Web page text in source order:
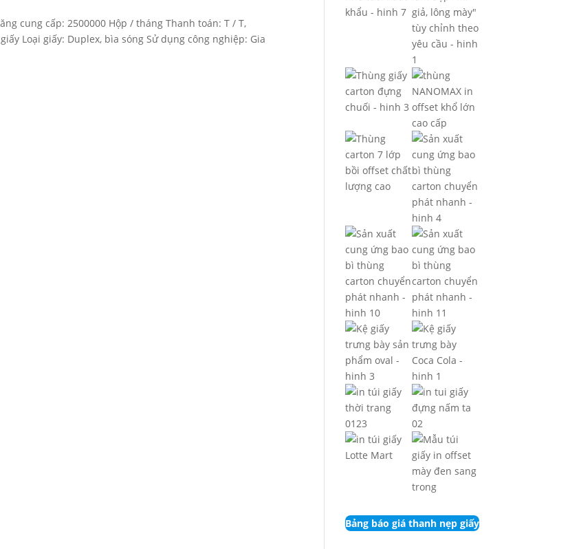
cung cấp: 2500000 Hộp / tháng Thanh toán: T / T,
Loại giấy: Duplex, bìa sóng Sử dụng công nghiệp: Gia
Bảng báo giá thanh nẹp giấy